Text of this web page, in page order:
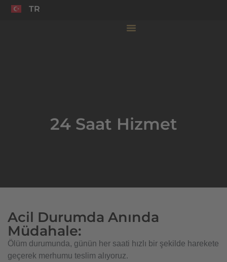
TR
AR
24 Saat Hizmet
Acil Durumda Anında
Müdahale:
Ölüm durumunda, günün her saati hızlı bir şekilde harekete
geçerek merhumu teslim alıyoruz.